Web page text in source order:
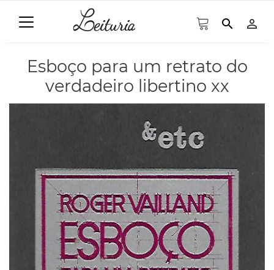
search person_outline
Esboço para um retrato do
verdadeiro libertino xx